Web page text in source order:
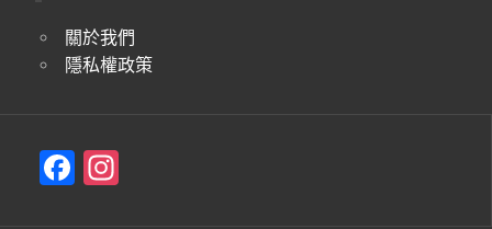
關於我們
隱私權政策
F